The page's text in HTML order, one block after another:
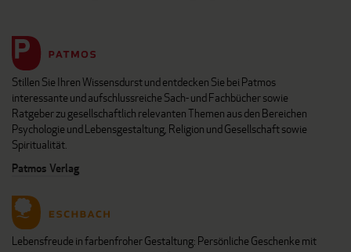
Stillen Sie Ihren Wissensdurst und entdecken Sie bei Patmos
interessante und aufschlussreiche Sach- und Fachbücher sowie
Ratgeber zu gesellschaftlich relevanten Themen aus den Bereichen
Psychologie und Lebensgestaltung, Religion und Gesellschaft sowie
Spiritualität.
Patmos Verlag
Lebensfreude in farbenfroher Gestaltung: Persönliche Geschenke mit